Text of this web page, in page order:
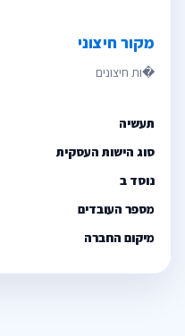
מקור חיצוני
תעשיה
סוג הישות העסקית
נוסד ב
מספר העובדים
מיקום החברה